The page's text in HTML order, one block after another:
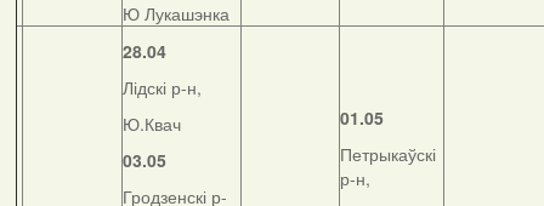
Ю Лукашэнка
28.04
Лідскі р-н,
Ю.Квач
03.05
Гродзенскі р-
01.05
Петрыкаўскі
р-н,